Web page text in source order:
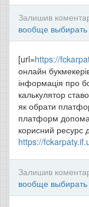
Залишив
вообще выбирать
[url=https://
онлайн
інформація про
калькулятор
як обрати
платформ
корисний ресурс
https://
Залишив
вообще выбирать